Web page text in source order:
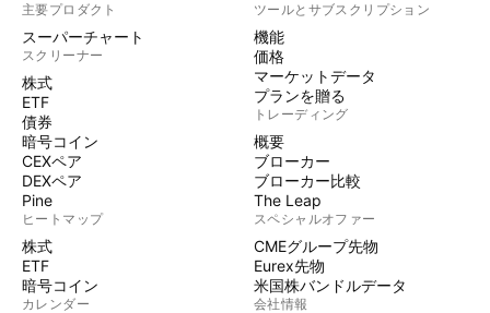
主要プロダクト
スーパーチャート
スクリーナー
株式
ETF
債券
暗号コイン
CEXペア
DEXペア
Pine
ヒートマップ
株式
ETF
暗号コイン
カレンダー
ツールとサブスクリプション
機能
価格
マーケットデータ
プランを贈る
トレーディング
概要
ブローカー
ブローカー比較
The Leap
スペシャルオファー
CMEグループ先物
Eurex先物
米国株バンドルデータ
会社情報